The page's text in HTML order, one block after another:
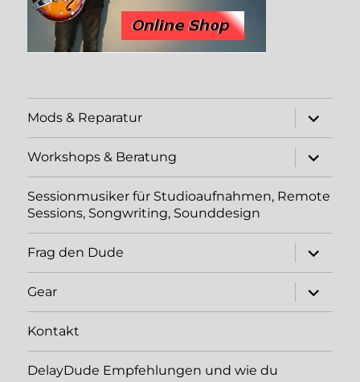
Mods & Reparatur
öffnen
Workshops & Beratung
öffnen
Sessionmusiker für Studioaufnahmen, Remote
Sessions, Songwriting, Sounddesign
Frag den Dude
öffnen
Gear
öffnen
Kontakt
DelayDude Empfehlungen und wie du